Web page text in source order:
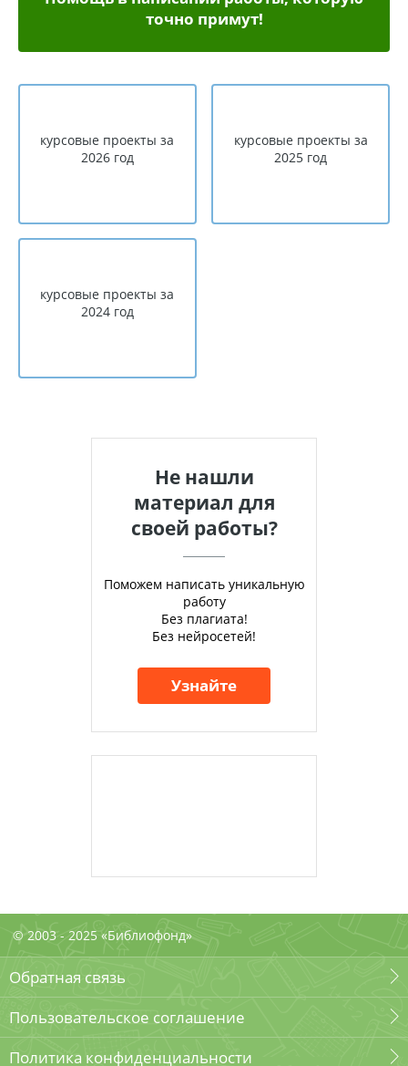
точно примут!
курсовые проекты за
2026 год
курсовые проекты за
2025 год
курсовые проекты за
2024 год
Не нашли
материал для
своей работы?
Поможем написать уникальную
работу
Без плагиата!
Без нейросетей!
Узнайте
© 2003 - 2025 «Библиофонд»
Обратная связь
Пользовательское соглашение
Политика конфиденциальности